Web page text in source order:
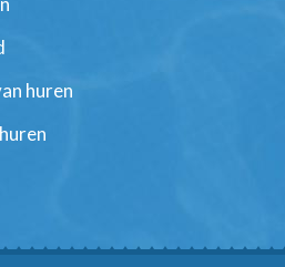
huren